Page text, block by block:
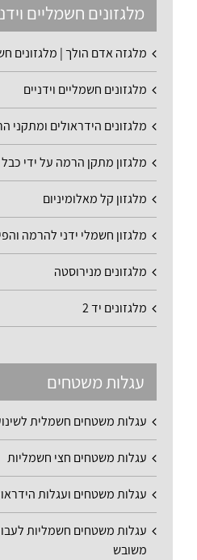
מלגזונים חשמליים
מלגזה אדם הולך | מלגזונים
מלגזונים חשמליים וידניים
מלגזונים הידראולים ומתקני
מלגזון מתקן הרמה על ידי כבל
מלגזון קל מאלומיניום
מלגזון חשמלי ידני להרמה
מלגזונים מנירוסטה
מלגזונים יד 2
עגלות משטחים
עגלות משטחים חשמלית
עגלות משטחים חצי חשמליות
עגלות משטחים ועגלות
עגלות משטחים חשמליות
משובש